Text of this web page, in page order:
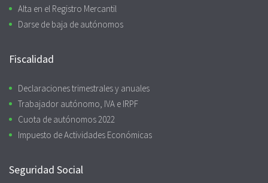
Alta en el Registro Mercantil
Darse de baja de autónomos
Fiscalidad
Declaraciones trimestrales y anuales
Trabajador autónomo, IVA e IRPF
Cuota de autónomos 2022
Impuesto de Actividades Económicas
Seguridad Social